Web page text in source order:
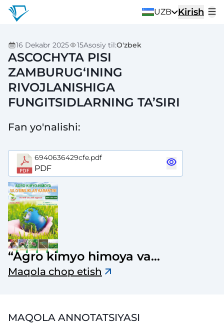
UZB Kirish
16 Dekabr 2025 15Asosiy til:O'zbek
ASCOCHYTA PISI
ZAMBURUG‘INING
RIVOJLANISHIGA
FUNGITSIDLARNING TA’SIRI
Fan yo'nalishi:
6940636429cfe.pdf
PDF
“Agro kimyo himoya va
o‘simliklar karantini” jurnali
Maqola chop etish
MAQOLA ANNOTATSIYASI